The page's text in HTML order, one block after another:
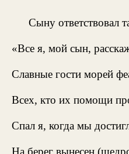
Сыну ответствовал
«Все я, мой сын,
Славные гости морей
Всех, кто их помощи
Спал я, когда мы
На берег вынесен